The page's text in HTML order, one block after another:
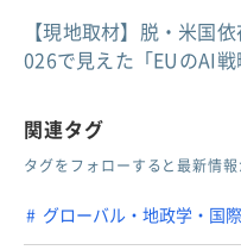
【現地取材】脱・米国
026で見えた「EUのAI
関連タグ
タグをフォローすると最新情
グローバル・地政学・国